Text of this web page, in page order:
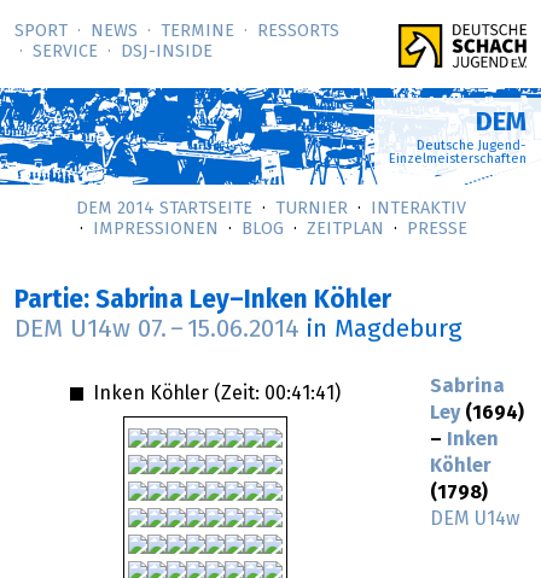
SPORT NEWS TERMINE
RESSORTS
SERVICE
DSJ-­INSIDE
DEM
Deutsche Jugend-
Einzelmeisterschaften
DEM 2014 STARTSEITE TURNIER
INTERAKTIV
IMPRESSIONEN
BLOG ZEITPLAN PRESSE
Partie: Sabrina Ley–Inken Köhler
DEM U14w 07. – 15.06.2014 in Magdeburg
Inken Köhler (Zeit: 00:41:41 )
Sabrina
Ley(1694)
–
Inken
Köhler
(1798)
DEM U14w